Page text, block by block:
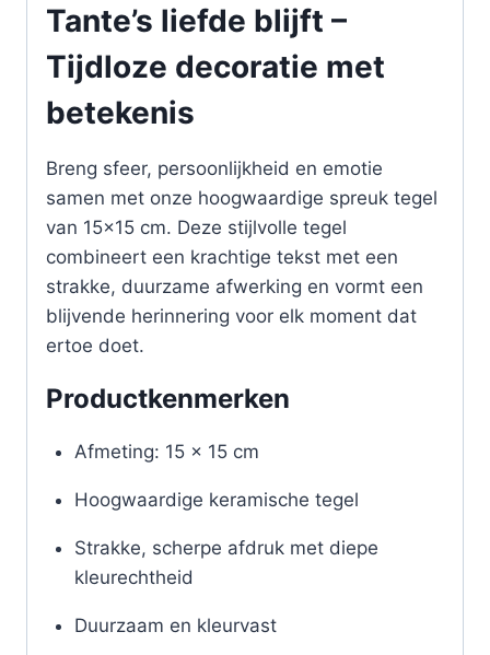
Tante’s liefde blijft –
Tijdloze decoratie met
betekenis
Breng sfeer, persoonlijkheid en emotie
samen met onze hoogwaardige spreuk tegel
van 15×15 cm. Deze stijlvolle tegel
combineert een krachtige tekst met een
strakke, duurzame afwerking en vormt een
blijvende herinnering voor elk moment dat
ertoe doet.
Productkenmerken
Afmeting: 15 x 15 cm
Hoogwaardige keramische tegel
Strakke, scherpe afdruk met diepe
kleurechtheid
Duurzaam en kleurvast